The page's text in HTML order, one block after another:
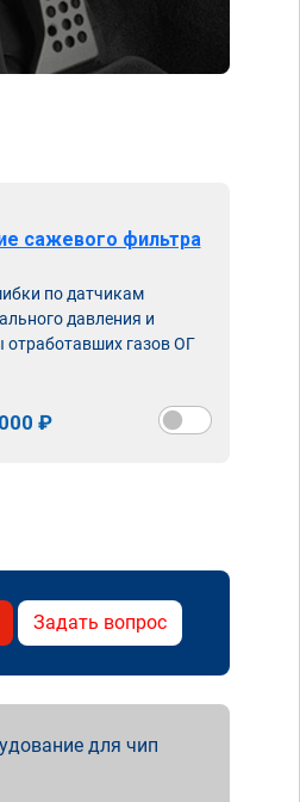
сажевого фильтра
по датчикам
давления и
отработавших газов ОГ
₽
Задать вопрос
для чип